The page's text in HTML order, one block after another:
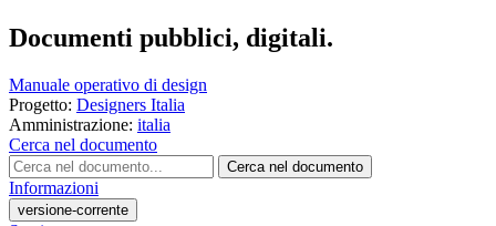
Documenti pubblici, digitali.
Manuale operativo di design
Progetto: Designers Italia
Amministrazione: italia
Cerca nel documento
Cerca nel documento
Informazioni
versione-corrente